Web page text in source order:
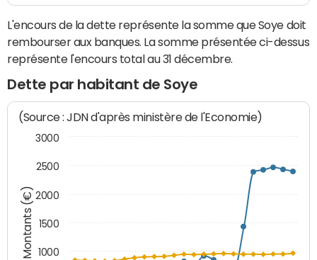
L'encours de la dette représente la somme que Soye doit
rembourser aux banques. La somme présentée ci-dessus
représente l'encours total au 31 décembre.
Dette par habitant de Soye
Montants (€)
(Source : JDN d'après ministère de l'Economie)
1000
1500
2000
2500
3000